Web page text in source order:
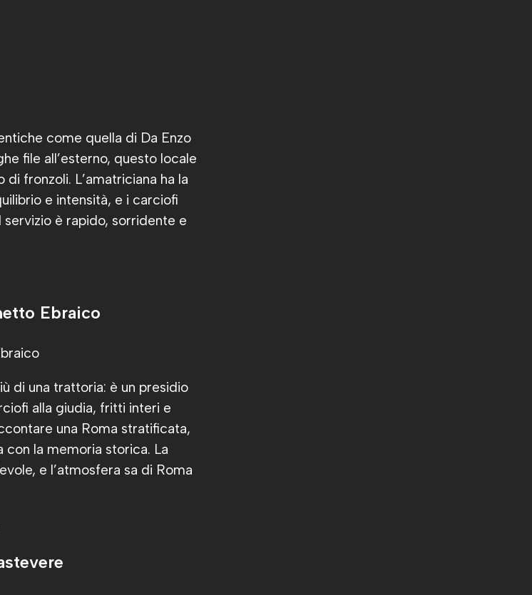
come quella di Da Enzo
file all’esterno, questo locale
fronzoli. L’amatriciana ha la
e intensità, e i carciofi
servizio è rapido, sorridente e
Ebraico
di una trattoria: è un presidio
alla giudia, fritti interi e
una Roma stratificata,
la memoria storica. La
e l’atmosfera sa di Roma